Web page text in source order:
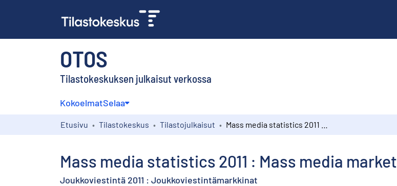
OTOS
Tilastokeskuksen julkaisut verkossa
KokoelmatSelaa
Etusivu Tilastokeskus Tilastojulkaisut
Mass media statistics 2011 : Mass media market
Joukkoviestintä 2011 : Joukkoviestintämarkkinat